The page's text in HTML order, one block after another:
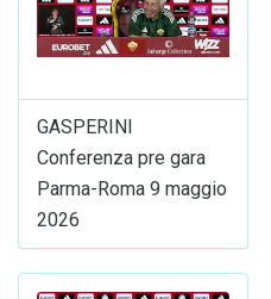
GASPERINI
Conferenza pre gara
Parma-Roma 9 maggio
2026